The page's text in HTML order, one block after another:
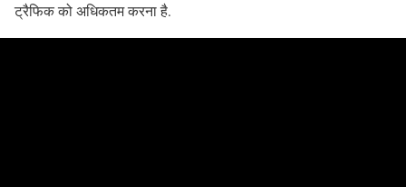
ट्रैफिक को अधिकतम करना है.